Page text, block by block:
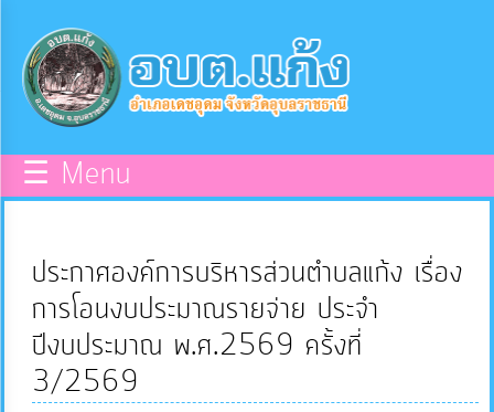
หน้า
หลัก
ข้อมูล
พื้น
บุคลากร
แผน
ยุทธศาสตร์
☰ Menu
ประกาศองค์การบริหารส่วนตำบลแก้ง เรื่อง
การโอนงบประมาณรายจ่าย ประจำ
ปีงบประมาณ พ.ศ.2569 ครั้งที่
3/2569